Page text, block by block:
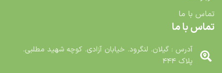
تماس با ما
تماس با ما
آدرس : گیلان. لنگرود. خیابان آزادی. کوچه شهید مطلبی.
پلاک ۴۴۴